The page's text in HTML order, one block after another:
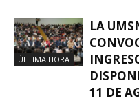
ÚLTIMA HORA
LA
11 DE